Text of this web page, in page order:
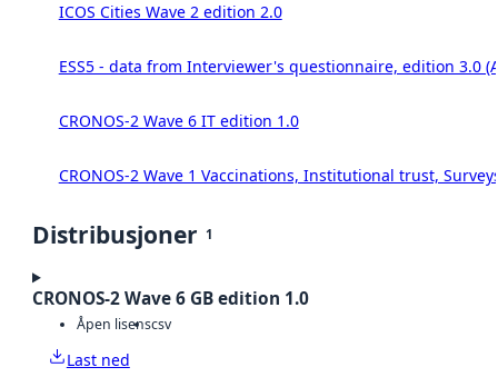
ICOS Cities Wave 2 edition 2.0
ESS5 - data from Interviewer's questionnaire, edition 3.0
CRONOS-2 Wave 6 IT edition 1.0
CRONOS-2 Wave 1 Vaccinations, Institutional trust,
Distribusjoner 1
CRONOS-2 Wave 6 GB edition 1.0
Åpen lisenscsv
Last ned